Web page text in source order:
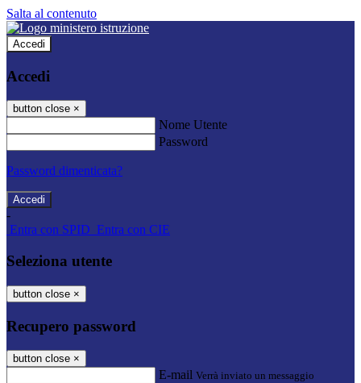
Salta al contenuto
Accedi
Accedi
button close ×
Nome Utente
Password
Password dimenticata?
-
Entra con SPID Entra con CIE
Seleziona utente
button close ×
Recupero password
button close ×
E-mail Verrà inviato un messaggio